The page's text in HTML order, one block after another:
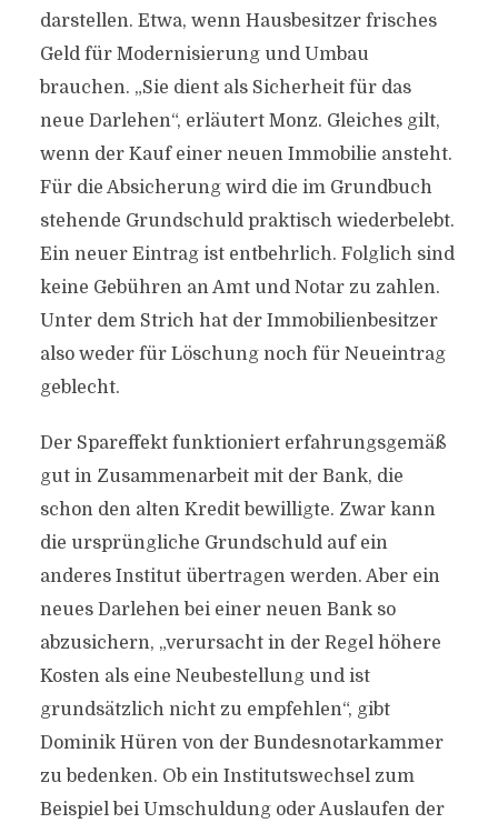
darstellen. Etwa, wenn Hausbesitzer frisches
Geld für Modernisierung und Umbau
brauchen. „Sie dient als Sicherheit für das
neue Darlehen“, erläutert Monz. Gleiches gilt,
wenn der Kauf einer neuen Immobilie ansteht.
Für die Absicherung wird die im Grundbuch
stehende Grundschuld praktisch wiederbelebt.
Ein neuer Eintrag ist entbehrlich. Folglich sind
keine Gebühren an Amt und Notar zu zahlen.
Unter dem Strich hat der Immobilienbesitzer
also weder für Löschung noch für Neueintrag
geblecht.
Der Spareffekt funktioniert erfahrungsgemäß
gut in Zusammenarbeit mit der Bank, die
schon den alten Kredit bewilligte. Zwar kann
die ursprüngliche Grundschuld auf ein
anderes Institut übertragen werden. Aber ein
neues Darlehen bei einer neuen Bank so
abzusichern, „verursacht in der Regel höhere
Kosten als eine Neubestellung und ist
grundsätzlich nicht zu empfehlen“, gibt
Dominik Hüren von der Bundesnotarkammer
zu bedenken. Ob ein Institutswechsel zum
Beispiel bei Umschuldung oder Auslaufen der